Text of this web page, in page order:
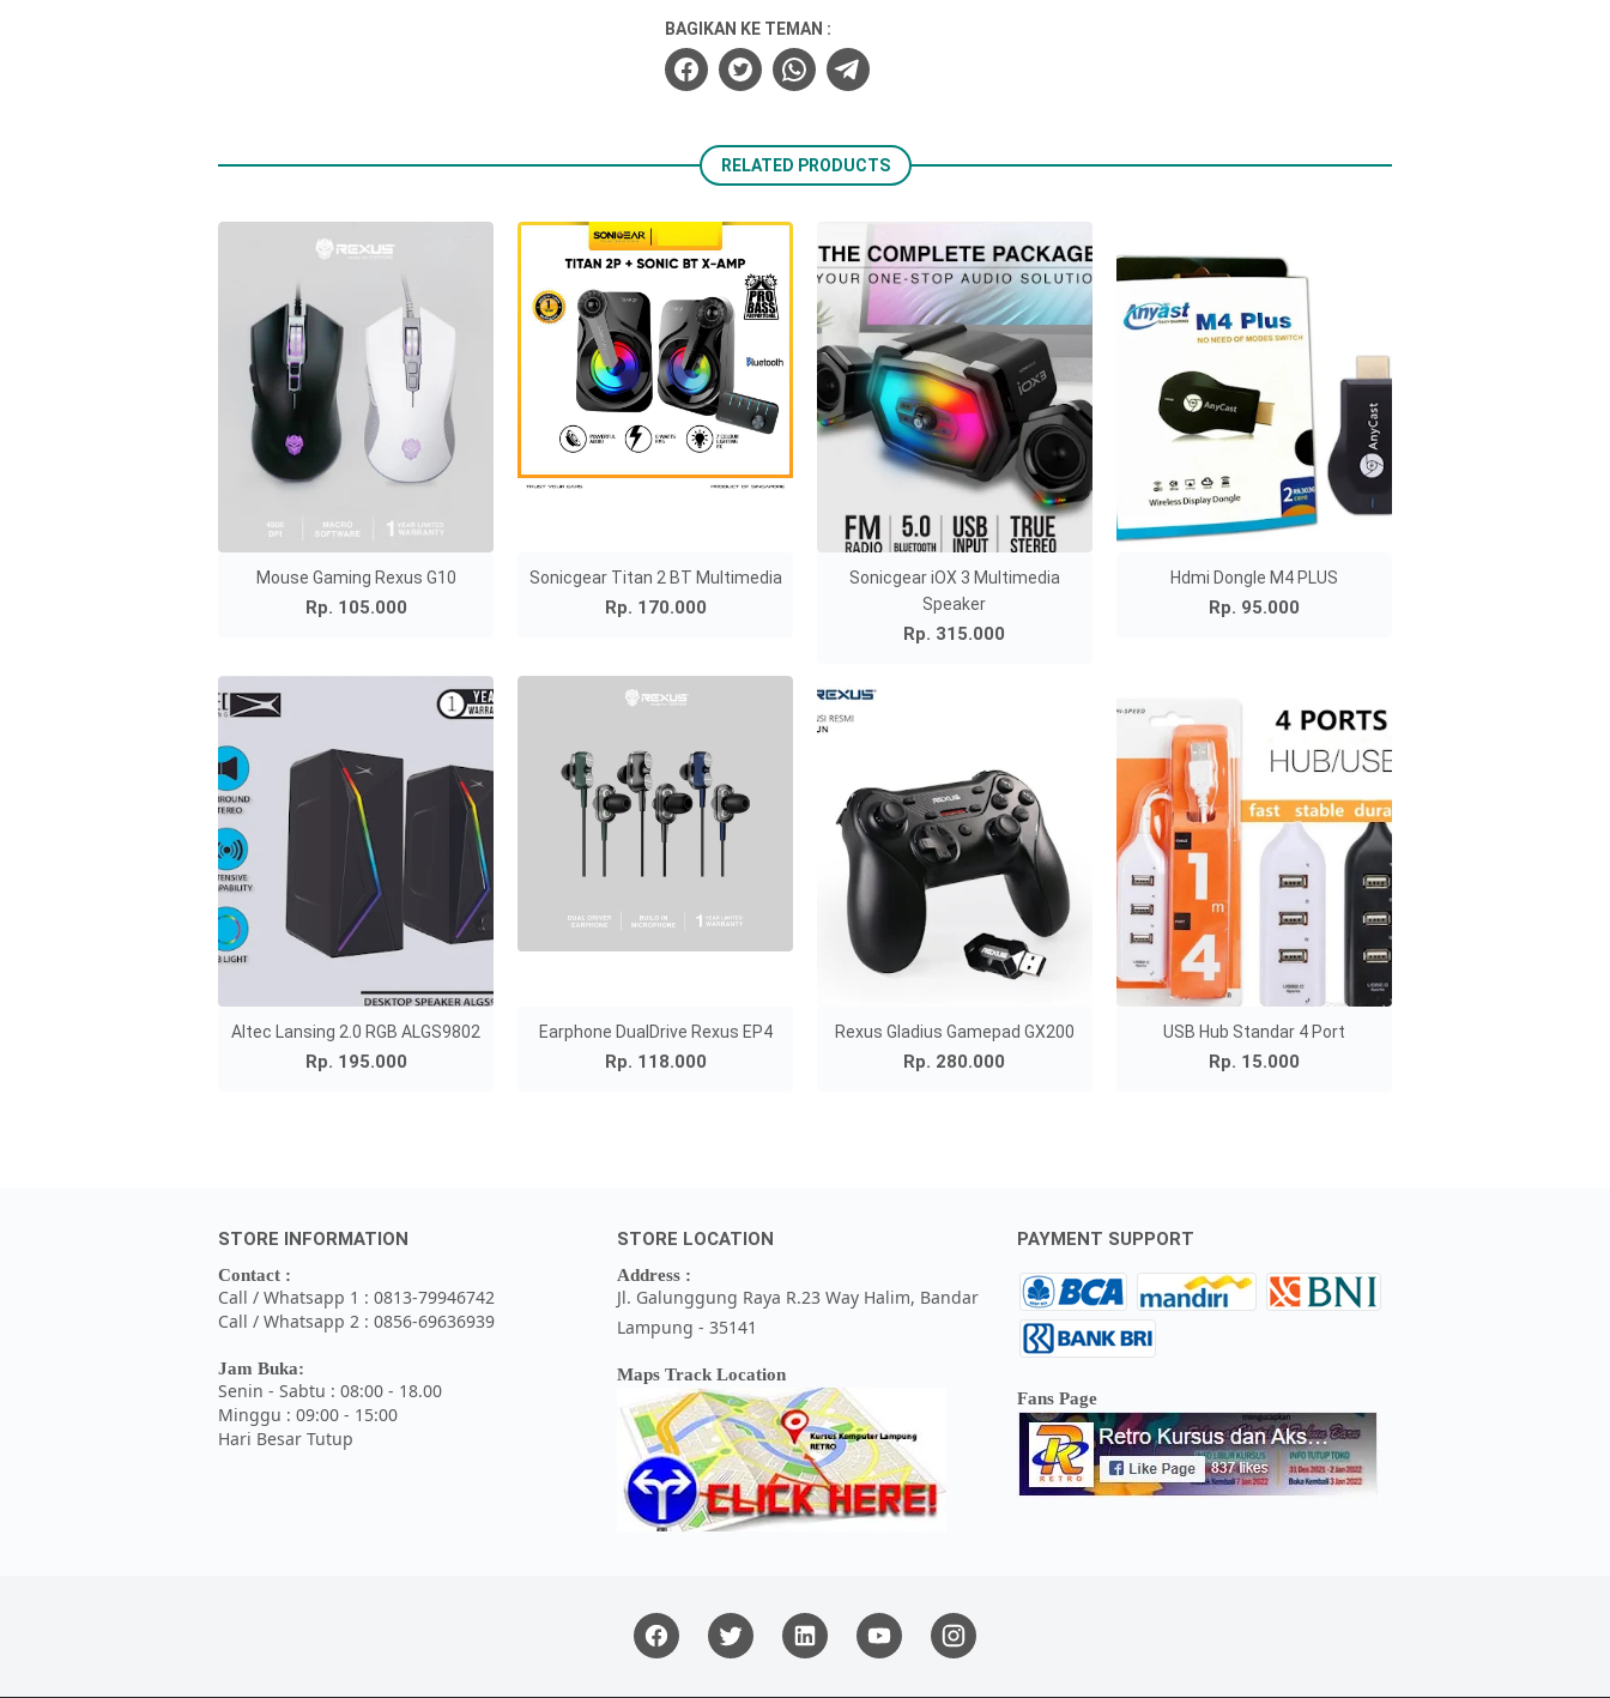
BAGIKAN KE TEMAN :
RELATED PRODUCTS
Mouse Gaming Rexus G10
Rp. 105.000
Sonicgear Titan 2 BT Multimedia
Rp. 170.000
Sonicgear iOX 3 Multimedia
Speaker
Rp. 315.000
Hdmi Dongle M4 PLUS
Rp. 95.000
Altec Lansing 2.0 RGB ALGS9802
Rp. 195.000
Earphone DualDrive Rexus EP4
Rp. 118.000
Rexus Gladius Gamepad GX200
Rp. 280.000
USB Hub Standar 4 Port
Rp. 15.000
STORE INFORMATION
Contact :
Call / Whatsapp 1 : 0813-79946742
Call / Whatsapp 2 : 0856-69636939
Jam Buka:
Senin - Sabtu : 08:00 - 18.00
Minggu : 09:00 - 15:00
Hari Besar Tutup
STORE LOCATION
Address :
Jl. Galunggung Raya R.23 Way Halim, Bandar
Lampung - 35141
Maps Track Location
PAYMENT SUPPORT
Fans Page